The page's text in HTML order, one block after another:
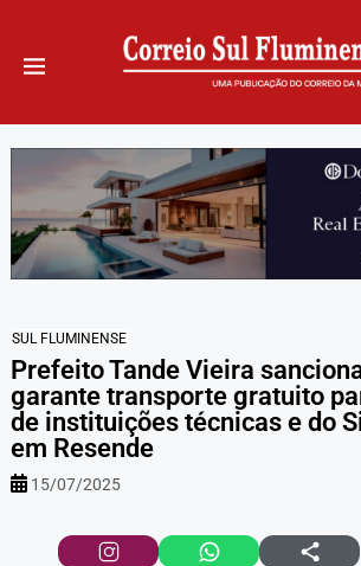
SUL FLUMINENSE
Prefeito Tande Vieira
garante transporte gratuito
de instituições técnicas e do
em Resende
15/07/2025